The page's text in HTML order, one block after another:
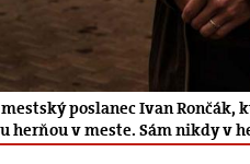
poslanec Ivan Rončák,
herňou v meste. Sám nikdy v